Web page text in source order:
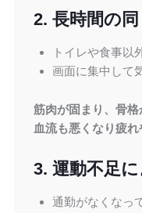
2. 長時間の
トイレや食事以
画面に集中して
筋肉が固まり、骨格
血流も悪くなり疲
3. 運動不足
通勤がなくなっ